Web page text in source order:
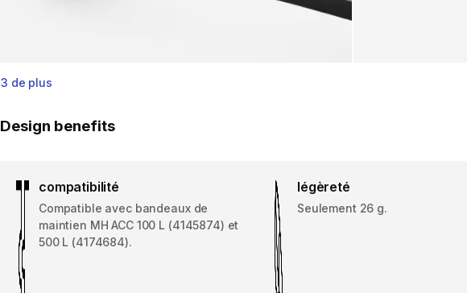
3 de plus
Design benefits
compatibilité
Compatible avec bandeaux de
maintien MH ACC 100 L (4145874) et
500 L (4174684).
légèreté
Seulement 26 g.